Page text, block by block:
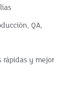
QA,
rápidas y mejor